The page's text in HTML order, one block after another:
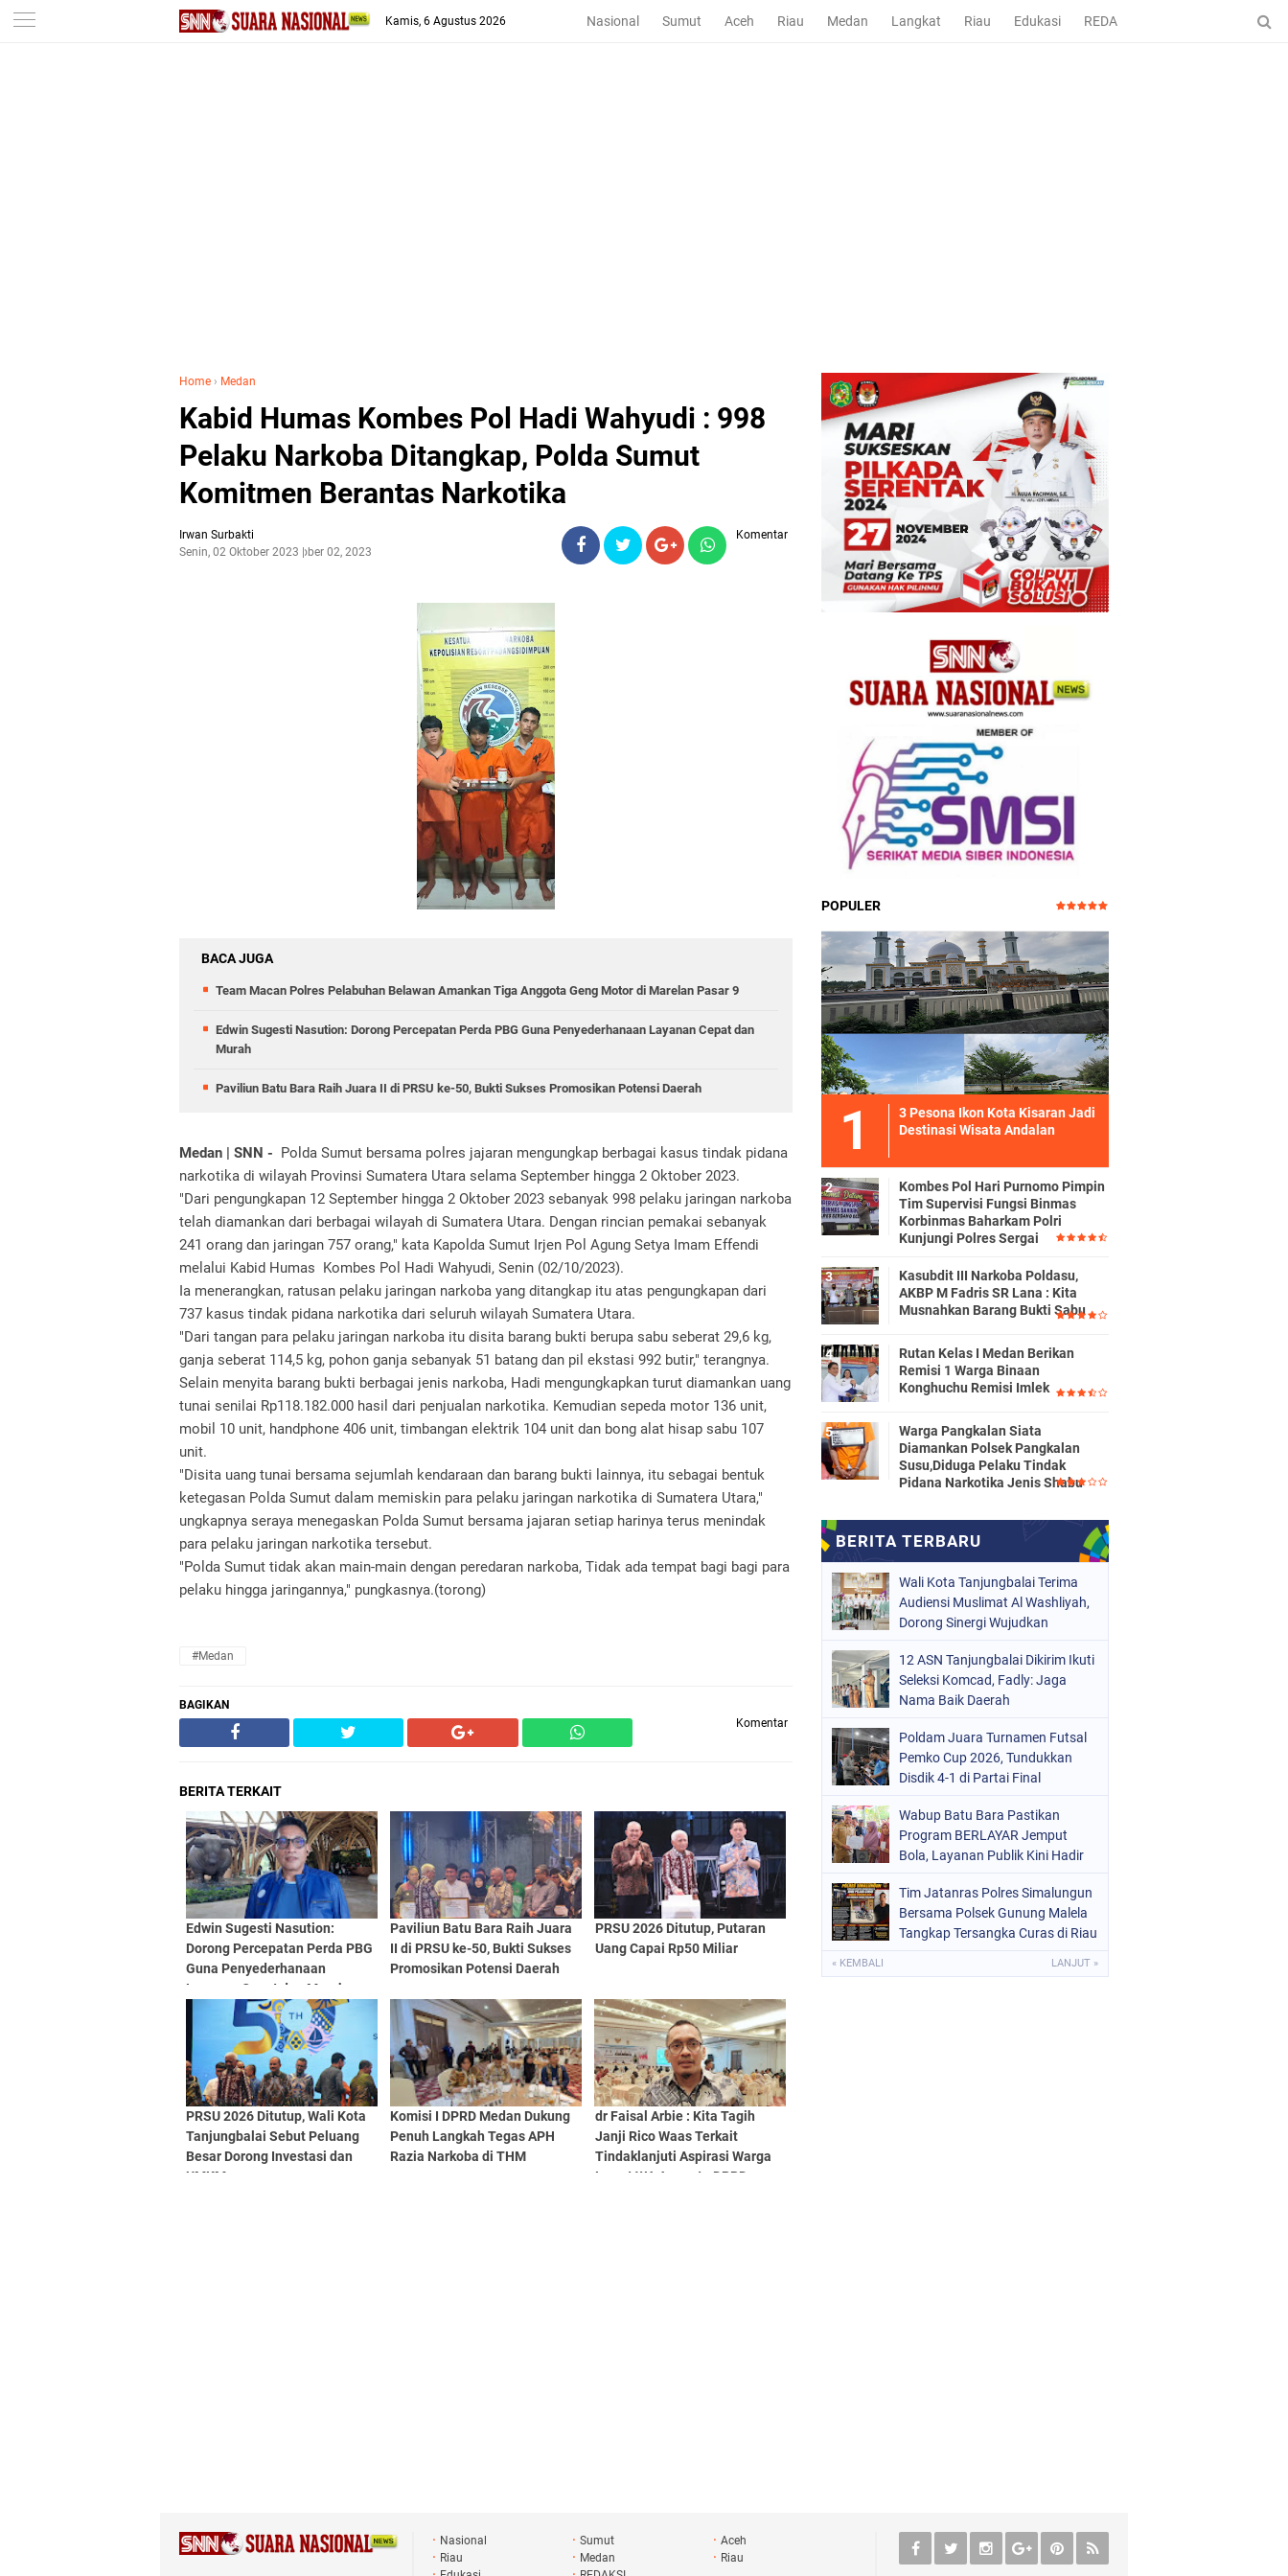
-->
Kamis, 6 Agustus 2026 Nasional Sumut Aceh Riau Medan Langkat Riau Edukasi REDAKSI
Home › Medan
Kabid Humas Kombes Pol Hadi Wahyudi : 998
Pelaku Narkoba Ditangkap, Polda Sumut
Komitmen Berantas Narkotika
Irwan Surbakti
Senin, 02 Oktober 2023Oktober 02, 2023
Komentar
BACA JUGA
Team Macan Polres Pelabuhan Belawan Amankan Tiga Anggota Geng Motor di Marelan Pasar 9
Edwin Sugesti Nasution: Dorong Percepatan Perda PBG Guna Penyederhanaan Layanan Cepat dan
Murah
Paviliun Batu Bara Raih Juara II di PRSU ke-50, Bukti Sukses Promosikan Potensi Daerah
Medan | SNN - Polda Sumut bersama polres jajaran mengungkap berbagai kasus tindak pidana
narkotika di wilayah Provinsi Sumatera Utara selama September hingga 2 Oktober 2023.
"Dari pengungkapan 12 September hingga 2 Oktober 2023 sebanyak 998 pelaku jaringan narkoba
telah diamankan dari berbagai wilayah di Sumatera Utara. Dengan rincian pemakai sebanyak
241 orang dan jaringan 757 orang," kata Kapolda Sumut Irjen Pol Agung Setya Imam Effendi
melalui Kabid Humas Kombes Pol Hadi Wahyudi, Senin (02/10/2023).
Ia menerangkan, ratusan pelaku jaringan narkoba yang ditangkap itu atas pengungkapan dari
737 kasus tindak pidana narkotika dari seluruh wilayah Sumatera Utara.
"Dari tangan para pelaku jaringan narkoba itu disita barang bukti berupa sabu seberat 29,6 kg,
ganja seberat 114,5 kg, pohon ganja sebanyak 51 batang dan pil ekstasi 992 butir," terangnya.
Selain menyita barang bukti berbagai jenis narkoba, Hadi mengungkapkan turut diamankan uang
tunai senilai Rp118.182.000 hasil dari penjualan narkotika. Kemudian sepeda motor 136 unit,
mobil 10 unit, handphone 406 unit, timbangan elektrik 104 unit dan bong alat hisap sabu 107
unit.
"Disita uang tunai bersama sejumlah kendaraan dan barang bukti lainnya, itu sebagai bentuk
ketegasan Polda Sumut dalam memiskin para pelaku jaringan narkotika di Sumatera Utara,"
ungkapnya seraya menegaskan Polda Sumut bersama jajaran setiap harinya terus menindak
para pelaku jaringan narkotika tersebut.
"Polda Sumut tidak akan main-main dengan peredaran narkoba, Tidak ada tempat bagi bagi para
pelaku hingga jaringannya," pungkasnya.(torong)
#Medan
BAGIKAN
Komentar
BERITA TERKAIT
Edwin Sugesti Nasution:
Dorong Percepatan Perda PBG
Guna Penyederhanaan
Layanan Cepat dan Murah
Paviliun Batu Bara Raih Juara
II di PRSU ke-50, Bukti Sukses
Promosikan Potensi Daerah
PRSU 2026 Ditutup, Putaran
Uang Capai Rp50 Miliar
PRSU 2026 Ditutup, Wali Kota
Tanjungbalai Sebut Peluang
Besar Dorong Investasi dan
UMKM
Komisi I DPRD Medan Dukung
Penuh Langkah Tegas APH
Razia Narkoba di THM
dr Faisal Arbie : Kita Tagih
Janji Rico Waas Terkait
Tindaklanjuti Aspirasi Warga
Lewat WA Anggota DPRD
POPULER
3 Pesona Ikon Kota Kisaran Jadi
Destinasi Wisata Andalan
Kombes Pol Hari Purnomo Pimpin
Tim Supervisi Fungsi Binmas
Korbinmas Baharkam Polri
Kunjungi Polres Sergai
Kasubdit III Narkoba Poldasu,
AKBP M Fadris SR Lana : Kita
Musnahkan Barang Bukti Sabu
Rutan Kelas I Medan Berikan
Remisi 1 Warga Binaan
Konghuchu Remisi Imlek
Warga Pangkalan Siata
Diamankan Polsek Pangkalan
Susu,Diduga Pelaku Tindak
Pidana Narkotika Jenis Shabu
Wali Kota Tanjungbalai Terima
Audiensi Muslimat Al Washliyah,
Dorong Sinergi Wujudkan
12 ASN Tanjungbalai Dikirim Ikuti
Seleksi Komcad, Fadly: Jaga
Nama Baik Daerah
Poldam Juara Turnamen Futsal
Pemko Cup 2026, Tundukkan
Disdik 4-1 di Partai Final
Wabup Batu Bara Pastikan
Program BERLAYAR Jemput
Bola, Layanan Publik Kini Hadir
Tim Jatanras Polres Simalungun
Bersama Polsek Gunung Malela
Tangkap Tersangka Curas di Riau
« KEMBALI LANJUT »
Nasional Sumut
Aceh
Riau
Medan
Riau